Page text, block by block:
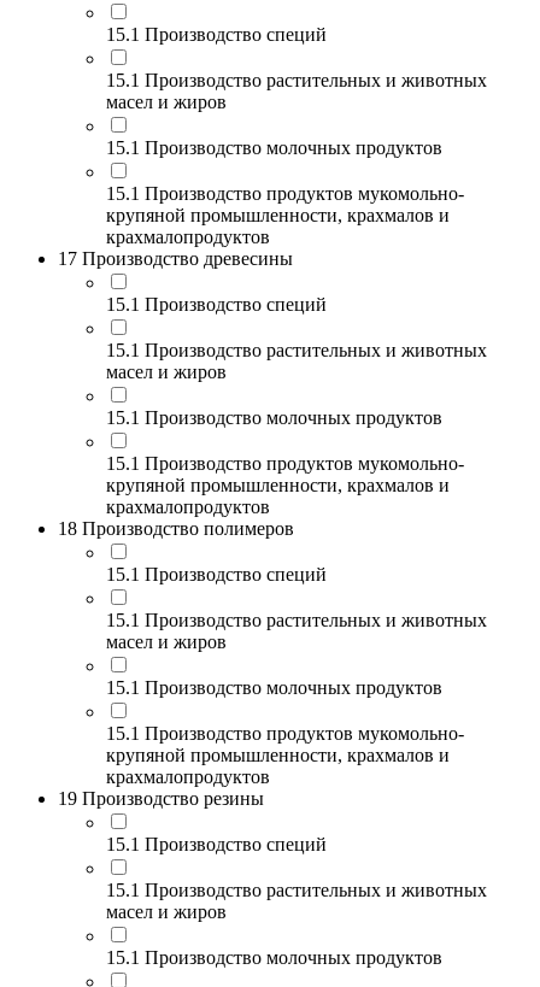
15.1 Производство специй
15.1 Производство растительных и животных
масел и жиров
15.1 Производство молочных продуктов
15.1 Производство продуктов мукомольно-
крупяной промышленности, крахмалов и
крахмалопродуктов
17 Производство древесины
15.1 Производство специй
15.1 Производство растительных и животных
масел и жиров
15.1 Производство молочных продуктов
15.1 Производство продуктов мукомольно-
крупяной промышленности, крахмалов и
крахмалопродуктов
18 Производство полимеров
15.1 Производство специй
15.1 Производство растительных и животных
масел и жиров
15.1 Производство молочных продуктов
15.1 Производство продуктов мукомольно-
крупяной промышленности, крахмалов и
крахмалопродуктов
19 Производство резины
15.1 Производство специй
15.1 Производство растительных и животных
масел и жиров
15.1 Производство молочных продуктов